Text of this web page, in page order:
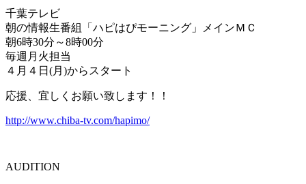
千葉テレビ
朝の情報生番組「ハピはぴモーニング」メインＭＣ
朝6時30分～8時00分
毎週月火担当
４月４日(月)からスタート
応援、宜しくお願い致します！！
http://www.chiba-tv.com/hapimo/
AUDITION